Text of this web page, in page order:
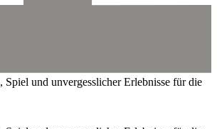
Spiel und unvergesslicher Erlebnisse für die